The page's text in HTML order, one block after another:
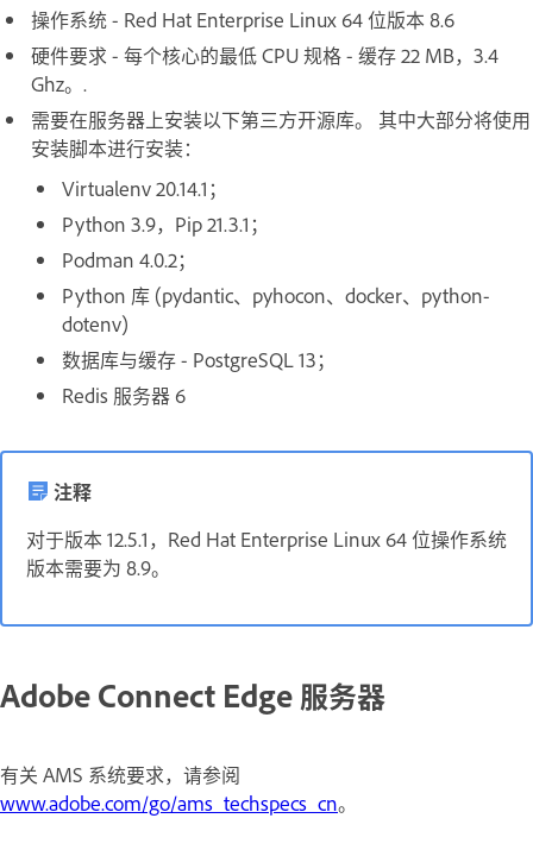
操作系统 - Red Hat Enterprise Linux 64 位版本 8.6
硬件要求 - 每个核心的最低 CPU 规格 - 缓存 22 MB，3.4
Ghz。.
需要在服务器上安装以下第三方开源库。 其中大部分将使用
安装脚本进行安装：
Virtualenv 20.14.1；
Python 3.9，Pip 21.3.1；
Podman 4.0.2；
Python 库 (pydantic、pyhocon、docker、python-
dotenv)
数据库与缓存 - PostgreSQL 13；
Redis 服务器 6
注释
对于版本 12.5.1，Red Hat Enterprise Linux 64 位操作系统
版本需要为 8.9。
Adobe Connect Edge 服务器
有关 AMS 系统要求，请参阅
www.adobe.com/go/ams_techspecs_cn。